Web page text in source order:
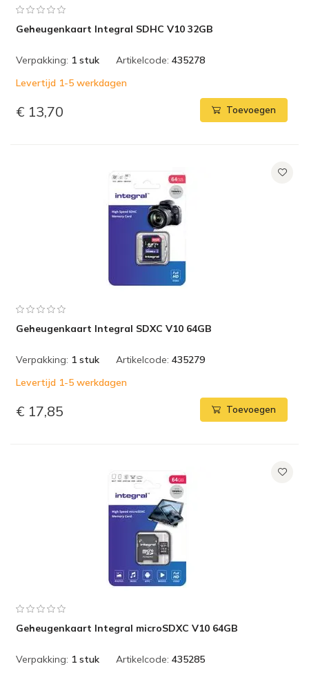
Geheugenkaart Integral SDHC V10 32GB
Verpakking: 1 stuk Artikelcode: 435278
Levertijd 1-5 werkdagen
€ 13,70 Toevoegen
Geheugenkaart Integral SDXC V10 64GB
Verpakking: 1 stuk Artikelcode: 435279
Levertijd 1-5 werkdagen
€ 17,85 Toevoegen
Geheugenkaart Integral microSDXC V10 64GB
Verpakking: 1 stuk Artikelcode: 435285